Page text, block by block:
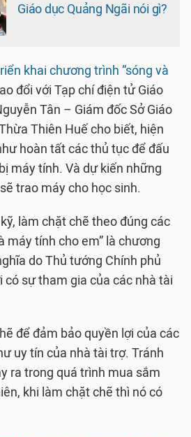
Giáo dục Quảng Ngãi nói gì?
khai chương trình “sóng và
đổi với Tạp chí điện tử Giáo
Tân – Giám đốc Sở Giáo
Thiên Huế cho biết, hiện
hoàn tất các thủ tục để đấu
máy tính. Và dự kiến những
trao máy cho học sinh.
làm chặt chẽ theo đúng các
máy tính cho em” là chương
do Thủ tướng Chính phủ
có sự tham gia của các nhà tài
để đảm bảo quyền lợi của các
uy tín của nhà tài trợ. Tránh
ra trong quá trình mua sắm
khi làm chặt chẽ thì nó có